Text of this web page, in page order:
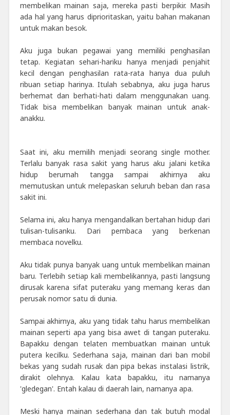
membelikan mainan saja, mereka pasti berpikir. Masih
ada hal yang harus diprioritaskan, yaitu bahan makanan
untuk makan besok.
Aku juga bukan pegawai yang memiliki penghasilan
tetap. Kegiatan sehari-hariku hanya menjadi penjahit
kecil dengan penghasilan rata-rata hanya dua puluh
ribuan setiap harinya. Itulah sebabnya, aku juga harus
berhemat dan berhati-hati dalam menggunakan uang.
Tidak bisa membelikan banyak mainan untuk anak-
anakku.
Saat ini, aku memilih menjadi seorang single mother.
Terlalu banyak rasa sakit yang harus aku jalani ketika
hidup berumah tangga sampai akhirnya aku
memutuskan untuk melepaskan seluruh beban dan rasa
sakit ini.
Selama ini, aku hanya mengandalkan bertahan hidup dari
tulisan-tulisanku. Dari pembaca yang berkenan
membaca novelku.
Aku tidak punya banyak uang untuk membelikan mainan
baru. Terlebih setiap kali membelikannya, pasti langsung
dirusak karena sifat puteraku yang memang keras dan
perusak nomor satu di dunia.
Sampai akhirnya, aku yang tidak tahu harus membelikan
mainan seperti apa yang bisa awet di tangan puteraku.
Bapakku dengan telaten membuatkan mainan untuk
putera kecilku. Sederhana saja, mainan dari ban mobil
bekas yang sudah rusak dan pipa bekas instalasi listrik,
dirakit olehnya. Kalau kata bapakku, itu namanya
'gledegan'. Entah kalau di daerah lain, namanya apa.
Meski hanya mainan sederhana dan tak butuh modal